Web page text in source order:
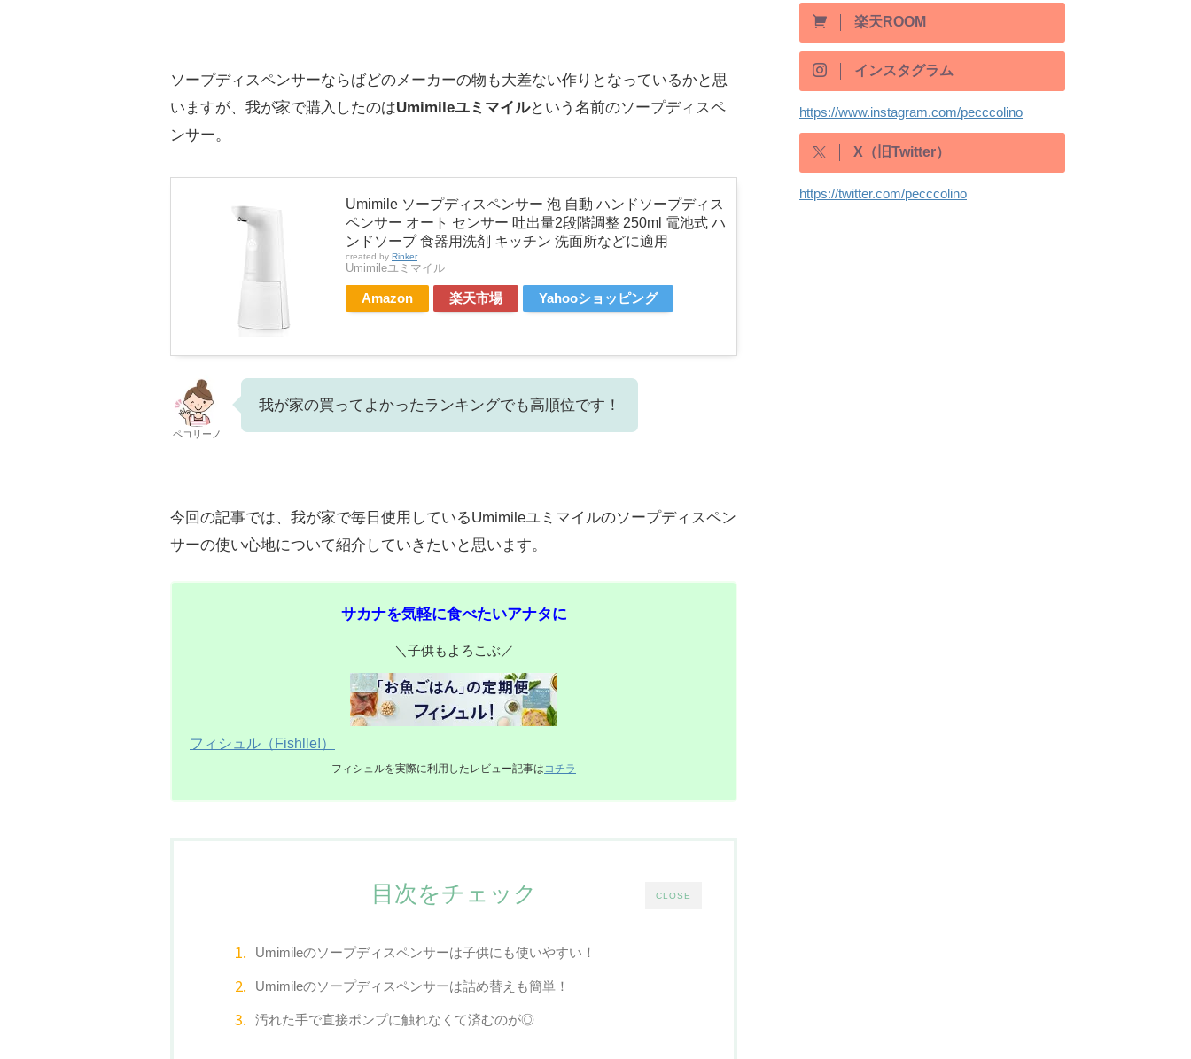
ソープディスペンサーならばどのメーカーの物も大差ない作りとなっているかと思
いますが、我が家で購入したのはUmimileユミマイルという名前のソープディスペ
ンサー。
Umimile ソープディスペンサー 泡 自動 ハンドソープディス
ペンサー オート センサー 吐出量2段階調整 250ml 電池式 ハ
ンドソープ 食器用洗剤 キッチン 洗面所などに適用
created by Rinker
Umimileユミマイル
Amazon 楽天市場 Yahooショッピング
ペコリーノ
我が家の買ってよかったランキングでも高順位です！
今回の記事では、我が家で毎日使用しているUmimileユミマイルのソープディスペン
サーの使い心地について紹介していきたいと思います。
サカナを気軽に食べたいアナタに
＼子供もよろこぶ ／
フィシュル（Fishlle!）
フィシュルを実際に利用したレビュー記事は コチラ
CLOSE
目次をチェック
Umimileのソープディスペンサーは子供にも使いやすい！
Umimileのソープディスペンサーは詰め替えも簡単！
汚れた手で直接ポンプに触れなくて済むのが◎
楽天ROOM
インスタグラム
https://www.instagram.com/pecccolino
X（旧Twitter）
https://twitter.com/pecccolino